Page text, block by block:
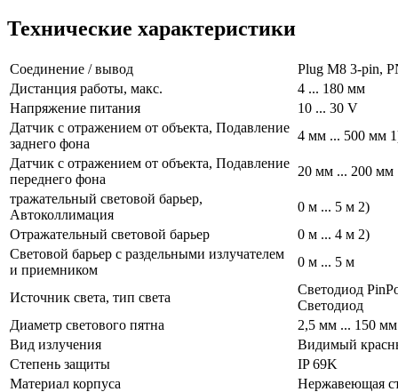
Технические характеристики
Cоединение / вывод
Plug M8 3-pin,
Дистанция работы, макс.
4 ... 180 мм
Напряжение питания
10 ... 30 V
Датчик с отражением от объекта, Подавление
заднего фона
4 мм ... 500 мм
Датчик с отражением от объекта, Подавление
переднего фона
20 мм ... 200 мм
тражательный световой барьер,
Автоколлимация
0 м ... 5 м 2)
Отражательный световой барьер
0 м ... 4 м 2)
Световой барьер с раздельными излучателем
и приемником
0 м ... 5 м
Источник света, тип света
Светодиод
Светодиод
Диаметр светового пятна
2,5 мм ... 150 мм
Вид излучения
Видимый
Степень защиты
IP 69K
Материал корпуса
Нержавеющая